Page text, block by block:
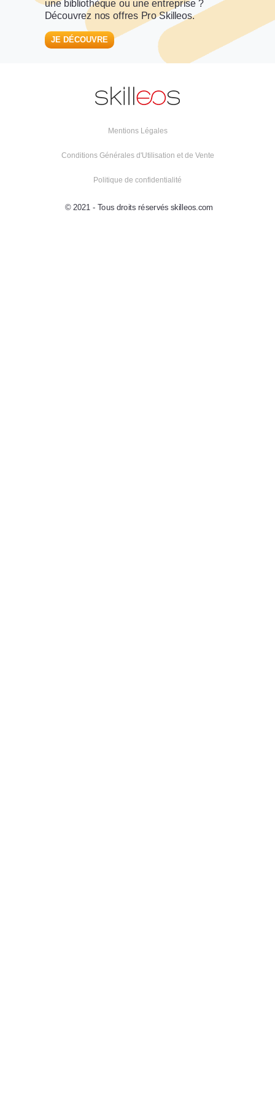
Mentions Légales
Politique de confidentialité
Conditions Générales d'Utilisation et de Vente
© 2021 - Tous droits réservés skilleos.com
une bibliothèque ou une entreprise ?
Découvrez nos offres Pro Skilleos.
JE DÉCOUVRE